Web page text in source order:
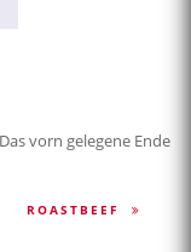
vorn gelegene Ende
ROASTBEEF